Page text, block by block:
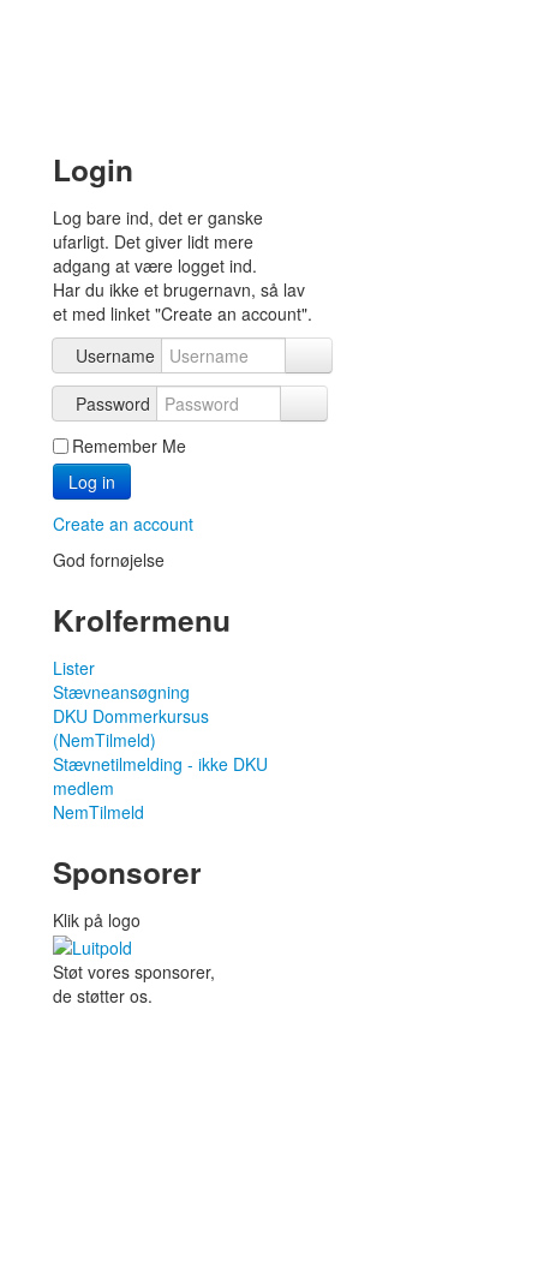
Login
Log bare ind, det er ganske
ufarligt. Det giver lidt mere
adgang at være logget ind.
Har du ikke et brugernavn, så lav
et med linket "Create an account".
Username
Password
Remember Me
Log in
Create an account
God fornøjelse
Krolfermenu
Lister
Stævneansøgning
DKU Dommerkursus
(NemTilmeld)
Stævnetilmelding - ikke DKU
medlem
NemTilmeld
Sponsorer
Klik på logo
Støt vores sponsorer,
de støtter os.